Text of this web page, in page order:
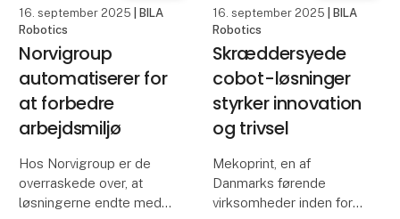
16. september 2025
| BILA
Robotics
Norvigroup
automatiserer for
at forbedre
arbejdsmiljø
Hos Norvigroup er de
overraskede over, at
løsningerne endte med
16. september 2025
| BILA
Robotics
Skræddersyede
cobot-løsninger
styrker innovation
og trivsel
Mekoprint, en af
Danmarks førende
virksomheder inden for